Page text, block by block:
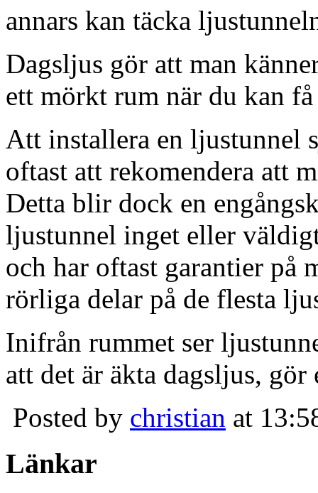
annars kan täcka
Dagsljus gör att man
ett mörkt rum när du kan
Att installera en ljustunnel
oftast att rekomendera att
Detta blir dock en
ljustunnel inget eller
och har oftast garantier på
rörliga delar på de flesta
Inifrån rummet ser
att det är äkta dagsljus,
Posted by christian at
Länkar